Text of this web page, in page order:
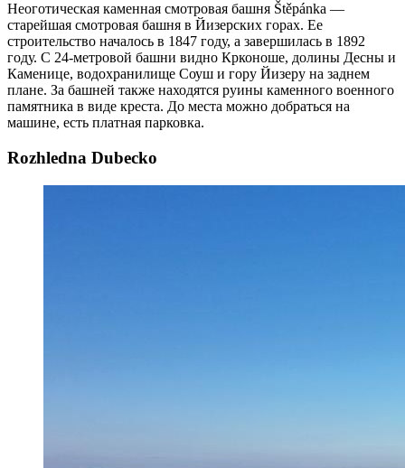
Неоготическая каменная смотровая башня Štěpánka —
старейшая смотровая башня в Йизерских горах. Ее
строительство началось в 1847 году, а завершилась в 1892
году. С 24-метровой башни видно Крконоше, долины Десны и
Каменице, водохранилище Соуш и гору Йизеру на заднем
плане. За башней также находятся руины каменного военного
памятника в виде креста. До места можно добраться на
машине, есть платная парковка.
Rozhledna Dubecko